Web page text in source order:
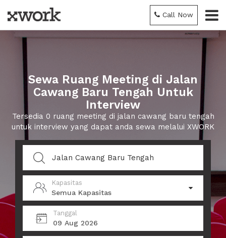
Call Now
Sewa Ruang Meeting di Jalan
Cawang Baru Tengah Untuk
Interview
Tersedia 0 ruang meeting di jalan cawang baru tengah
untuk interview yang dapat anda sewa melalui XWORK
Kapasitas
Semua Kapasitas
Tanggal
09 Aug 2026